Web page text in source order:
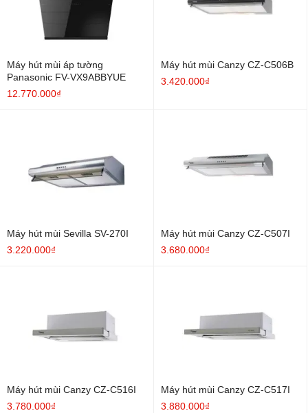
Máy hút mùi áp tường
Panasonic FV-VX9ABBYUE
12.770.000₫
Máy hút mùi Canzy CZ-C506B
3.420.000₫
Máy hút mùi Sevilla SV-270I
3.220.000₫
Máy hút mùi Canzy CZ-C507I
3.680.000₫
Máy hút mùi Canzy CZ-C516I
3.780.000₫
Máy hút mùi Canzy CZ-C517I
3.880.000₫